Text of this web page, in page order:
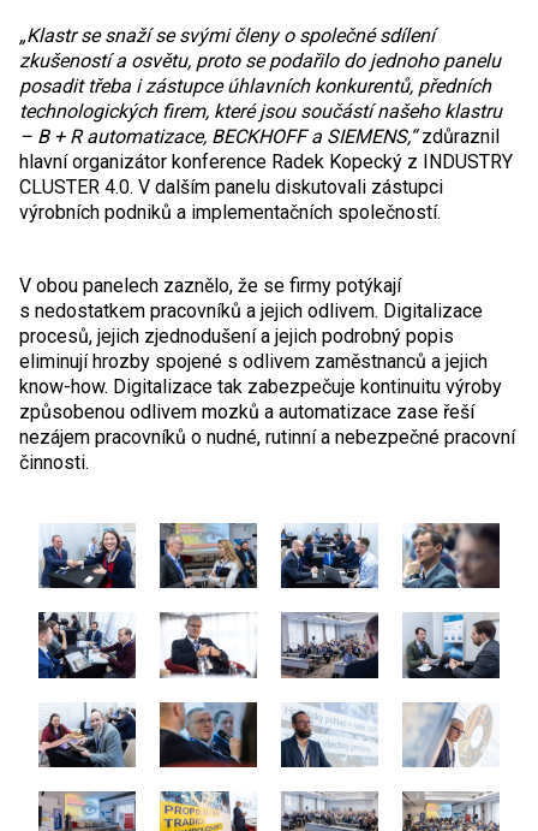
„Klastr se snaží se svými členy o společné sdílení
zkušeností a osvětu, proto se podařilo do jednoho panelu
posadit třeba i zástupce úhlavních konkurentů, předních
technologických firem, které jsou součástí našeho klastru
– B + R automatizace, BECKHOFF a SIEMENS,“zdůraznil
hlavní organizátor konference Radek Kopecký z INDUSTRY
CLUSTER 4.0. V dalším panelu diskutovali zástupci
výrobních podniků a implementačních společností.
V obou panelech zaznělo, že se firmy potýkají
s nedostatkem pracovníků a jejich odlivem. Digitalizace
procesů, jejich zjednodušení a jejich podrobný popis
eliminují hrozby spojené s odlivem zaměstnanců a jejich
know-how. Digitalizace tak zabezpečuje kontinuitu výroby
způsobenou odlivem mozků a automatizace zase řeší
nezájem pracovníků o nudné, rutinní a nebezpečné pracovní
činnosti.